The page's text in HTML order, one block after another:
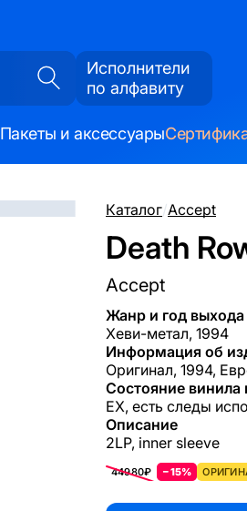
Исполнители
по алфавиту
Пакеты и аксессуары
Каталог/Accept
Death
Accept
Жанр и год
Хеви-метал, 1994
Информация об
Оригинал, 1994,
Состояние винила
EX, есть следы
Описание
2LP, inner sleeve
44980₽ −15%